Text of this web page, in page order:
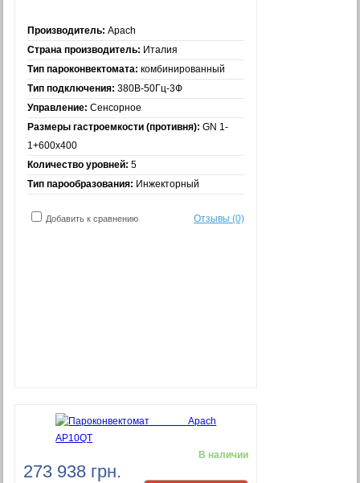
Производитель: Apach
Страна производитель: Италия
Тип пароконвектомата: комбинированный
Тип подключения: 380В-50Гц-3Ф
Управление: Сенсорное
Размеры гастроемкости (противня): GN 1-
1+600x400
Количество уровней: 5
Тип парообразования: Инжекторный
Добавить к сравнению Отзывы (0)
273 938 грн.
В наличии